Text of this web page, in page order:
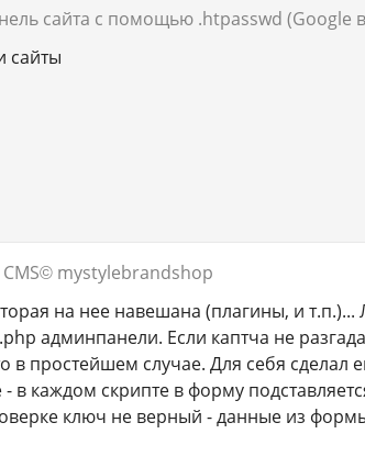
сайта с помощью .htpasswd (Google
сайты
© mystylebrandshop
на нее навешана (плагины, и
админпанели. Если каптча не
простейшем случае. Для себя сделал
в каждом скрипте в форму
ключ не верный - данные из